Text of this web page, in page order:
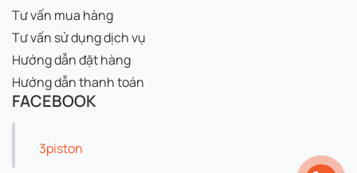
Tư vấn mua hàng
Tư vấn sử dụng dịch vụ
Hướng dẫn đặt hàng
Hướng dẫn thanh toán
FACEBOOK
3piston